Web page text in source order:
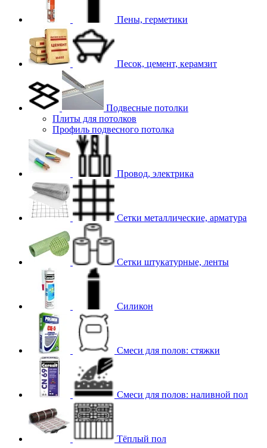
Пены, герметики
Песок, цемент, керамзит
Подвесные потолки
Плиты для потолков
Профиль подвесного потолка
Провод, электрика
Сетки металлические, арматура
Сетки штукатурные, ленты
Силикон
Смеси для полов: стяжки
Смеси для полов: наливной пол
Тёплый пол